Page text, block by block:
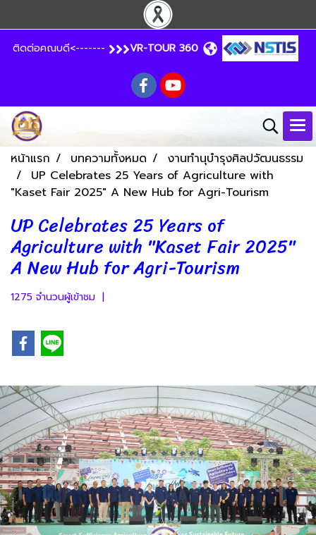
ติดต่อคณบดี<------- VR-TOUR 360
หน้าแรก บทความทั้งหมด
งานทำนุบำรุงศิลปวัฒนธรรม
UP Celebrates 25 Years of Agriculture with
"Kaset Fair 2025" A New Hub for Agri-Tourism
UP Celebrates 25 Years of
Agriculture with "Kaset Fair 2025"
A New Hub for Agri-Tourism
1275 จำนวนผู้เข้าชม |